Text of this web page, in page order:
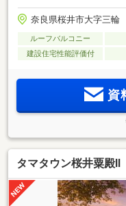
奈良県桜井市大字三輪
ルーフバルコニー
建設住宅性能評価付
資
タマタウン桜井粟殿Ⅱ